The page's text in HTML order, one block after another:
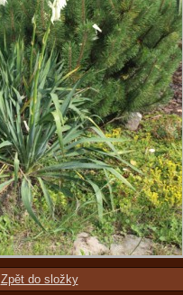
Zpět do složky